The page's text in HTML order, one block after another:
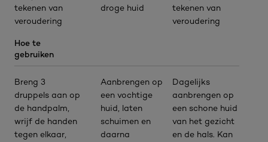
tekenen van
veroudering
Hoe te
gebruiken
Breng 3
druppels aan op
de handpalm,
wrijf de handen
tegen elkaar,
droge huid
Aanbrengen op
een vochtige
huid, laten
schuimen en
daarna
tekenen van
veroudering
Dagelijks
aanbrengen op
een schone huid
van het gezicht
en de hals. Kan